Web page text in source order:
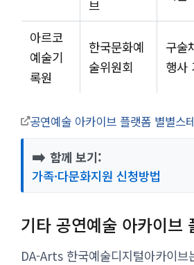
브
아르코
예술기
록원
한국문화예
술위원회
구술
행사
공연예술 아카이브 플랫폼 별별스
➡️ 함께 보기:
가족·다문화지원 신청방법
기타 공연예술 아카이브
DA-Arts 한국예술디지털아카이브